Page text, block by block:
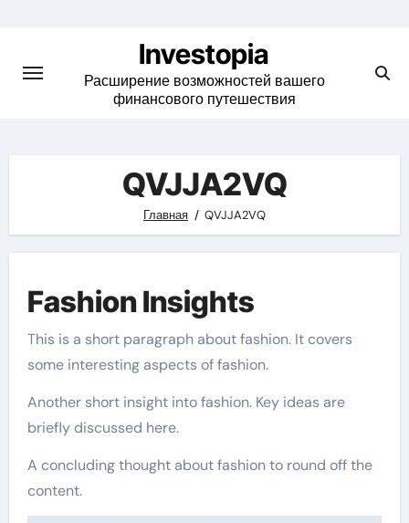
content
Investopia
Расширение возможностей вашего
финансового путешествия
QVJJA2VQ
Главная QVJJA2VQ
Fashion Insights
This is a short paragraph about fashion. It covers
some interesting aspects of fashion.
Another short insight into fashion. Key ideas are
briefly discussed here.
A concluding thought about fashion to round off the
content.